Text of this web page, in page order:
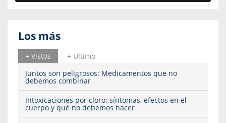
Los más
+ Vistos
+ Ultimo
Juntos son peligrosos: Medicamentos que no
debemos combinar
Intoxicaciones por cloro: síntomas, efectos en el
cuerpo y qué no debemos hacer